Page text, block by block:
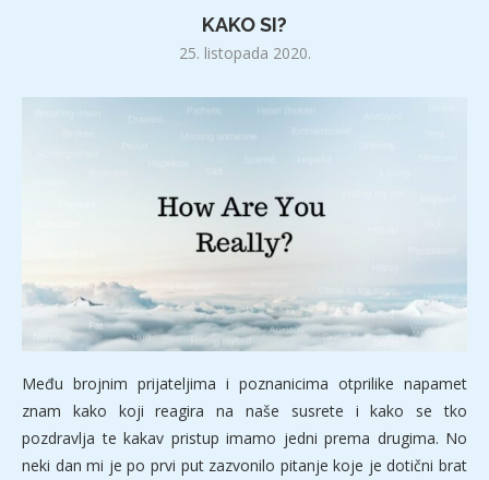
KAKO SI?
25. listopada 2020.
Među brojnim prijateljima i poznanicima otprilike napamet
znam kako koji reagira na naše susrete i kako se tko
pozdravlja te kakav pristup imamo jedni prema drugima. No
neki dan mi je po prvi put zazvonilo pitanje koje je dotični brat